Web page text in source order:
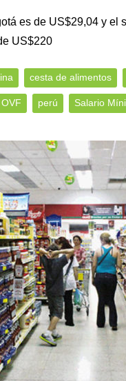
es de US$29,04 y el
US$220
cesta de alimentos
OVF perú Salario